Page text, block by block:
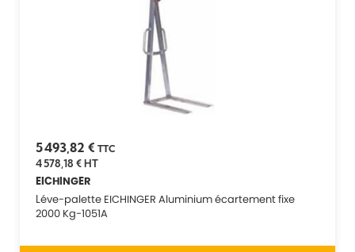
5 493,82 € TTC
4 578,18 €HT
EICHINGER
Léve-palette EICHINGER Aluminium écartement fixe
2000 Kg-1051A